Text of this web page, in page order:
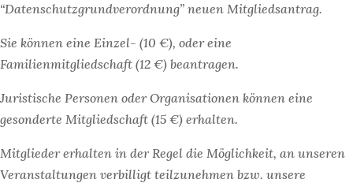
“Datenschutzgrundverordnung” neuen Mitgliedsantrag.
Sie können eine Einzel- (10 €), oder eine
Familienmitgliedschaft (12 €) beantragen.
Juristische Personen oder Organisationen können eine
gesonderte Mitgliedschaft (15 €) erhalten.
Mitglieder erhalten in der Regel die Möglichkeit, an unseren
Veranstaltungen verbilligt teilzunehmen bzw. unsere